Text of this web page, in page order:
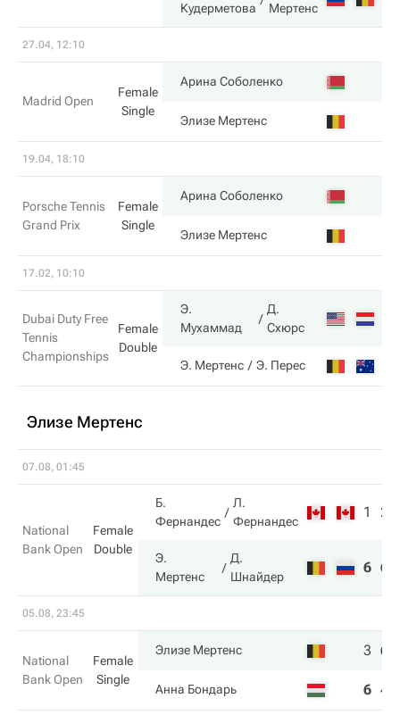
Кудерметова
Мертенс
27.04, 12:10
Madrid Open
Female
Single
Арина Соболенко
Элизе Мертенс
19.04, 18:10
Porsche Tennis
Grand Prix
Female
Single
Арина Соболенко
Элизе Мертенс
17.02, 10:10
Dubai Duty Free
Tennis
Championships
Female
Double
Э.
Мухаммад
Д.
Схюрс
Э. Мертенс Э. Перес
Элизе Мертенс
07.08, 01:45
National
Bank Open
Female
Double
Б.
Фернандес
Л.
Фернандес
1 2
Э.
Мертенс
Д.
Шнайдер
6 6
05.08, 23:45
National
Bank Open
Female
Single
Элизе Мертенс 3 6
Анна Бондарь 6 4